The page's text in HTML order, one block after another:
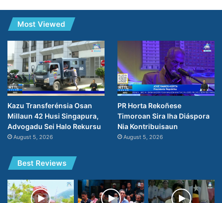
Most Viewed
Kazu Transferénsia Osan
Millaun 42 Husi Singapura,
Advogadu Sei Halo Rekursu
August 5, 2026
PR Horta Rekoñese
Timoroan Sira Iha Diáspora
Nia Kontribuisaun
August 5, 2026
Best Reviews